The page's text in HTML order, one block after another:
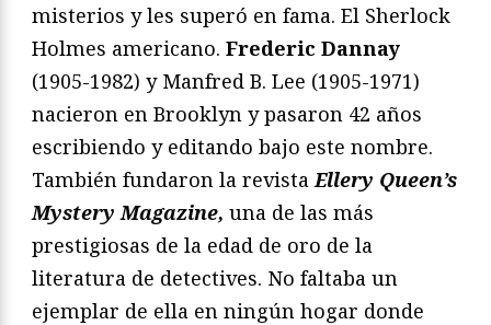
misterios y les superó en fama. El Sherlock
Holmes americano. Frederic Dannay
(1905-1982) y Manfred B. Lee (1905-1971)
nacieron en Brooklyn y pasaron 42 años
escribiendo y editando bajo este nombre.
También fundaron la revista Ellery Queen’s
Mystery Magazine, una de las más
prestigiosas de la edad de oro de la
literatura de detectives. No faltaba un
ejemplar de ella en ningún hogar donde